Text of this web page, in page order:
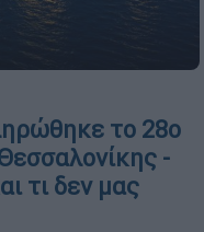
το 28ο
-
τι δεν μας